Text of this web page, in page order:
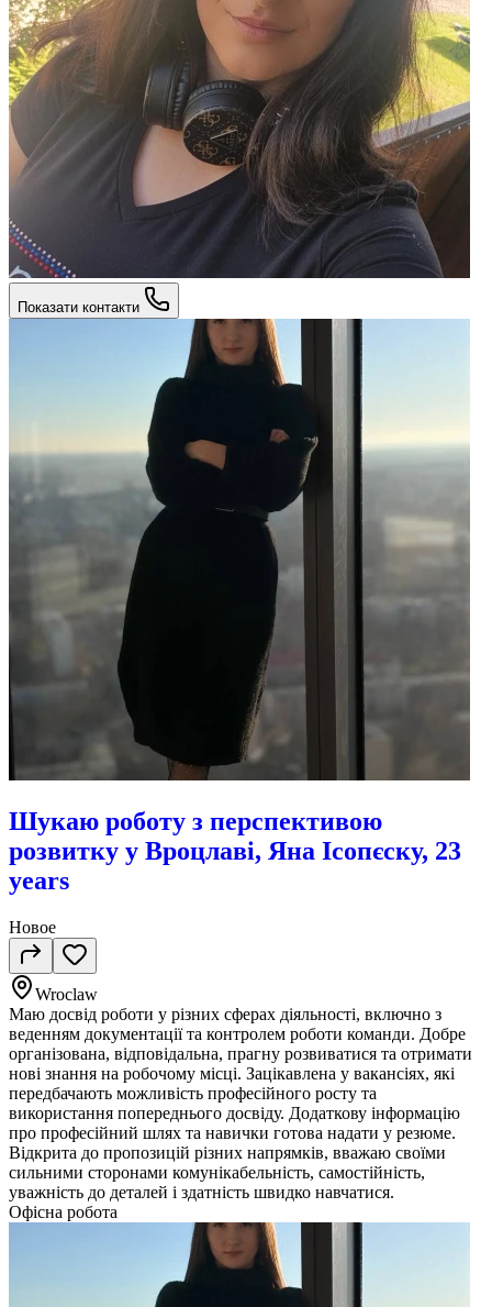
Показати контакти
Шукаю роботу з перспективою
розвитку у Вроцлаві, Яна Ісопєску, 23
years
Новое
Wroclaw
Маю досвід роботи у різних сферах діяльності, включно з
веденням документації та контролем роботи команди. Добре
організована, відповідальна, прагну розвиватися та отримати
нові знання на робочому місці. Зацікавлена у вакансіях, які
передбачають можливість професійного росту та
використання попереднього досвіду. Додаткову інформацію
про професійний шлях та навички готова надати у резюме.
Відкрита до пропозицій різних напрямків, вважаю своїми
сильними сторонами комунікабельність, самостійність,
уважність до деталей і здатність швидко навчатися.
Офісна робота